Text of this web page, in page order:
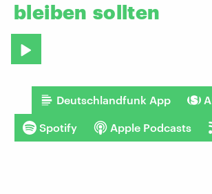
bleiben sollten
Deutschlandfunk App
Spotify Apple Podcasts